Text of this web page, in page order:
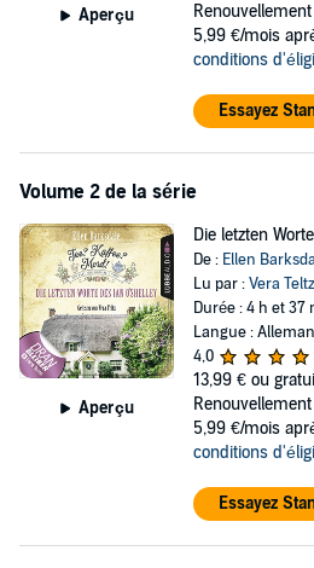
Aperçu
5,99 €/mois
conditions
Essayez
Volume 2 de la série
Aperçu
Die letzten
De : Ellen
Lu par :Vera Teltz
Durée : 4 h et 37
Langue :
4,0
13,99 € ou
5,99 €/mois
conditions
Essayez